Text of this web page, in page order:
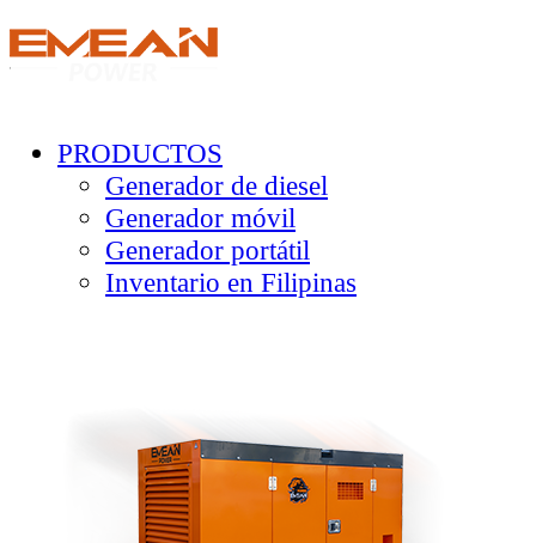
PRODUCTOS
Generador de diesel
Generador móvil
Generador portátil
Inventario en Filipinas